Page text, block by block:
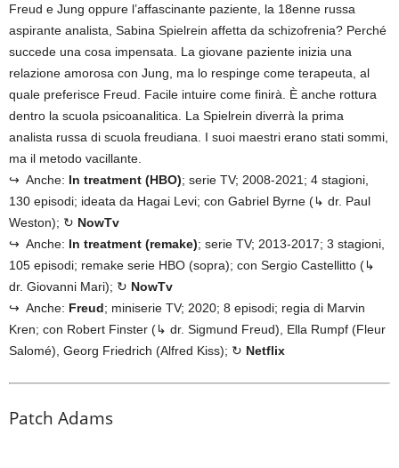
Freud e Jung oppure l’affascinante paziente, la 18enne russa
aspirante analista, Sabina Spielrein affetta da schizofrenia? Perché
succede una cosa impensata. La giovane paziente inizia una
relazione amorosa con Jung, ma lo respinge come terapeuta, al
quale preferisce Freud. Facile intuire come finirà. È anche rottura
dentro la scuola psicoanalitica. La Spielrein diverrà la prima
analista russa di scuola freudiana. I suoi maestri erano stati sommi,
ma il metodo vacillante.
↪ Anche: In treatment (HBO); serie TV; 2008-2021; 4 stagioni,
130 episodi; ideata da Hagai Levi; con Gabriel Byrne (↳ dr. Paul
Weston); ↻ NowTv
↪ Anche: In treatment (remake); serie TV; 2013-2017; 3 stagioni,
105 episodi; remake serie HBO (sopra); con Sergio Castellitto (↳
dr. Giovanni Mari); ↻ NowTv
↪ Anche: Freud; miniserie TV; 2020; 8 episodi; regia di Marvin
Kren; con Robert Finster (↳ dr. Sigmund Freud), Ella Rumpf (Fleur
Salomé), Georg Friedrich (Alfred Kiss); ↻ Netflix
Patch Adams